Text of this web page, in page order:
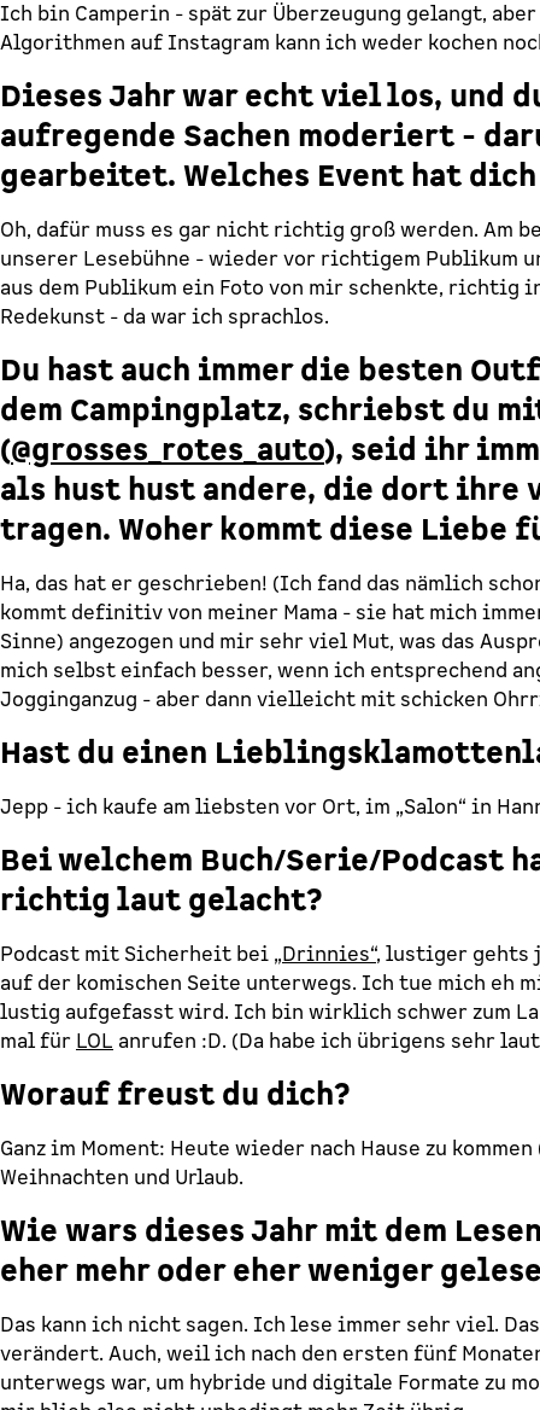
Ich bin Camperin - spät zur Überzeugung gelangt,
Algorithmen auf Instagram kann ich weder kochen
Dieses Jahr war echt viel los, und
aufregende Sachen moderiert -
gearbeitet. Welches Event hat
Oh, dafür muss es gar nicht richtig groß werden. Am
unserer Lesebühne - wieder vor richtigem Publikum
aus dem Publikum ein Foto von mir schenkte, richtig
Redekunst - da war ich sprachlos.
Du hast auch immer die besten
dem Campingplatz, schriebst du
(@grosses_rotes_auto), seid ihr
als hust hust andere, die dort ihre
tragen. Woher kommt diese Liebe
Ha, das hat er geschrieben! (Ich fand das nämlich
kommt definitiv von meiner Mama - sie hat mich
Sinne) angezogen und mir sehr viel Mut, was das
mich selbst einfach besser, wenn ich entsprechend
Jogginganzug - aber dann vielleicht mit schicken
Hast du einen
Jepp - ich kaufe am liebsten vor Ort, im „Salon“ in
Bei welchem Buch/Serie/Podcast
richtig laut gelacht?
Podcast mit Sicherheit bei „Drinnies“, lustiger gehts
auf der komischen Seite unterwegs. Ich tue mich eh
lustig aufgefasst wird. Ich bin wirklich schwer zum
mal für LOL anrufen :D. (Da habe ich übrigens sehr
Worauf freust du dich?
Ganz im Moment: Heute wieder nach Hause zu
Weihnachten und Urlaub.
Wie wars dieses Jahr mit dem
eher mehr oder eher weniger
Das kann ich nicht sagen. Ich lese immer sehr viel.
verändert. Auch, weil ich nach den ersten fünf
unterwegs war, um hybride und digitale Formate zu